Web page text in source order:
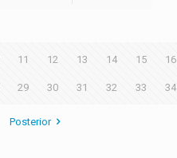
11 12 13 14 15 16
29 30 31 32 33 34
Posterior